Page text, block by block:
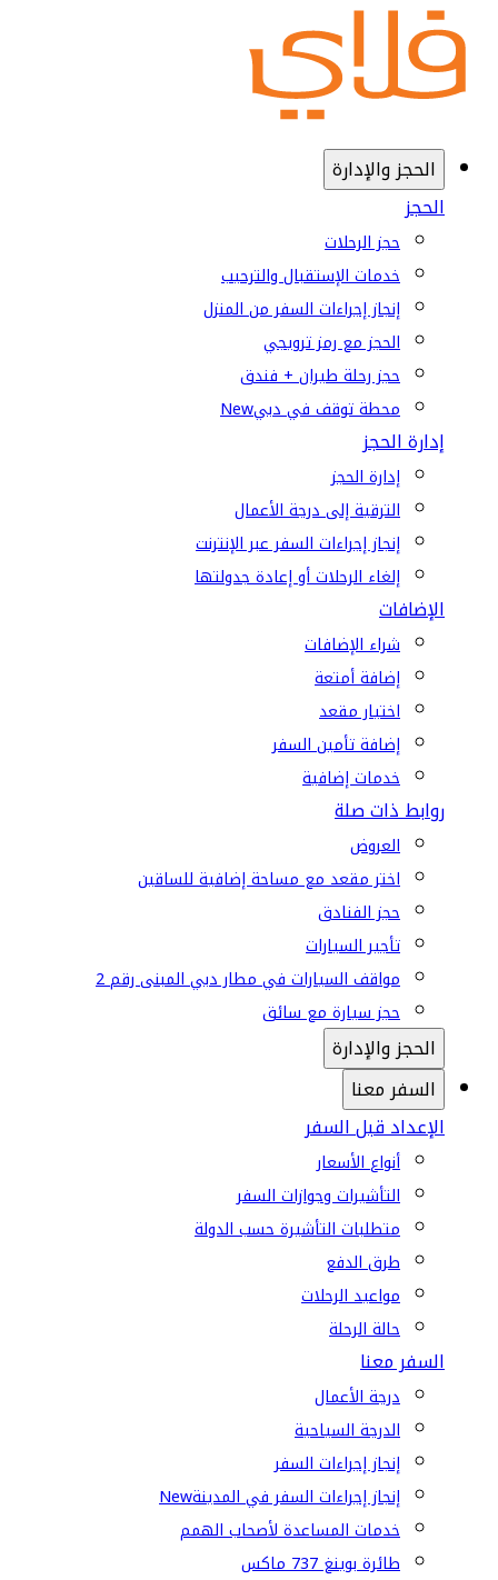
الحجز والإدارة
الحجز
حجز الرحلات
خدمات الإستقبال والترحيب
إنجاز إجراءات السفر من المنزل
الحجز مع رمز ترويجي
حجز رحلة طيران + فندق
محطة توقف في دبيNew
إدارة الحجز
إدارة الحجز
الترقية إلى درجة الأعمال
إنجاز إجراءات السفر عبر الإنترنت
إلغاء الرحلات أو إعادة جدولتها
الإضافات
شراء الإضافات
إضافة أمتعة
اختيار مقعد
إضافة تأمين السفر
خدمات إضافية
روابط ذات صلة
العروض
اختر مقعد مع مساحة إضافية للساقين
حجز الفنادق
تأجير السيارات
مواقف السيارات في مطار دبي المبنى رقم 2
حجز سيارة مع سائق
الحجز والإدارة
السفر معنا
الإعداد قبل السفر
أنواع الأسعار
التأشيرات وجوازات السفر
متطلبات التأشيرة حسب الدولة
طرق الدفع
مواعيد الرحلات
حالة الرحلة
السفر معنا
درجة الأعمال
الدرجة السياحية
إنجاز إجراءات السفر
إنجاز إجراءات السفر في المدينةNew
خدمات المساعدة لأصحاب الهمم
طائرة بوينغ 737 ماكس